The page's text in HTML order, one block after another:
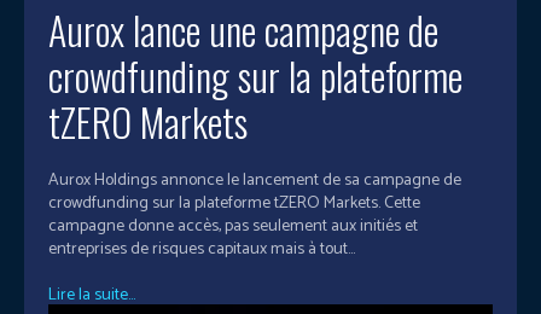
Aurox lance une campagne de
crowdfunding sur la plateforme
tZERO Markets
Aurox Holdings annonce le lancement de sa campagne de
crowdfunding sur la plateforme tZERO Markets. Cette
campagne donne accès, pas seulement aux initiés et
entreprises de risques capitaux mais à tout...
Lire la suite...